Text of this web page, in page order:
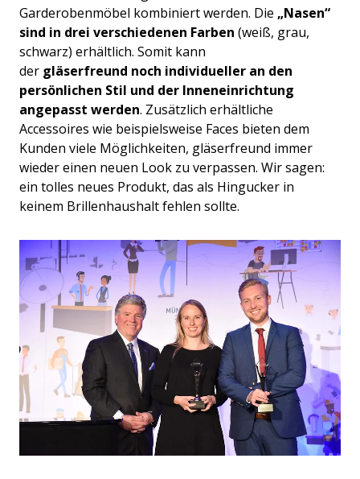
Garderobenmöbel kombiniert werden. Die „Nasen“
sind in drei verschiedenen Farben (weiß, grau,
schwarz) erhältlich. Somit kann
der gläserfreund noch individueller an den
persönlichen Stil und der Inneneinrichtung
angepasst werden. Zusätzlich erhältliche
Accessoires wie beispielsweise Faces bieten dem
Kunden viele Möglichkeiten, gläserfreund immer
wieder einen neuen Look zu verpassen. Wir sagen:
ein tolles neues Produkt, das als Hingucker in
keinem Brillenhaushalt fehlen sollte.